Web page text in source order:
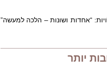
“אחדות ושונות – הלכה למעשה”
יותר